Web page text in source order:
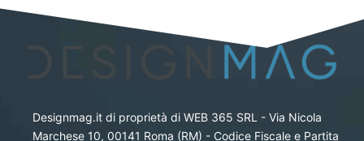
Designmag.it di proprietà di WEB 365 SRL - Via Nicola
Marchese 10, 00141 Roma (RM) - Codice Fiscale e Partita